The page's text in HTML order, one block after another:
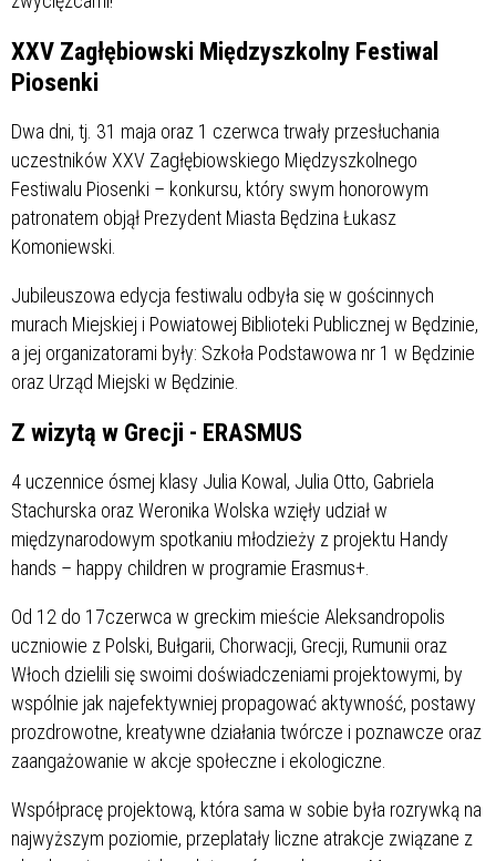
XXV Zagłębiowski Międzyszkolny Festiwal
Piosenki
Dwa dni, tj. 31 maja oraz 1 czerwca trwały przesłuchania
uczestników XXV Zagłębiowskiego Międzyszkolnego
Festiwalu Piosenki – konkursu, który swym honorowym
patronatem objął Prezydent Miasta Będzina Łukasz
Komoniewski.
Jubileuszowa edycja festiwalu odbyła się w gościnnych
murach Miejskiej i Powiatowej Biblioteki Publicznej w Będzinie,
a jej organizatorami były: Szkoła Podstawowa nr 1 w Będzinie
oraz Urząd Miejski w Będzinie.
Z wizytą w Grecji - ERASMUS
4 uczennice ósmej klasy Julia Kowal, Julia Otto, Gabriela
Stachurska oraz Weronika Wolska wzięły udział w
międzynarodowym spotkaniu młodzieży z projektu Handy
hands – happy children w programie Erasmus+.
Od 12 do 17czerwca w greckim mieście Aleksandropolis
uczniowie z Polski, Bułgarii, Chorwacji, Grecji, Rumunii oraz
Włoch dzielili się swoimi doświadczeniami projektowymi, by
wspólnie jak najefektywniej propagować aktywność, postawy
prozdrowotne, kreatywne działania twórcze i poznawcze oraz
zaangażowanie w akcje społeczne i ekologiczne.
Współpracę projektową, która sama w sobie była rozrywką na
najwyższym poziomie, przeplatały liczne atrakcje związane z